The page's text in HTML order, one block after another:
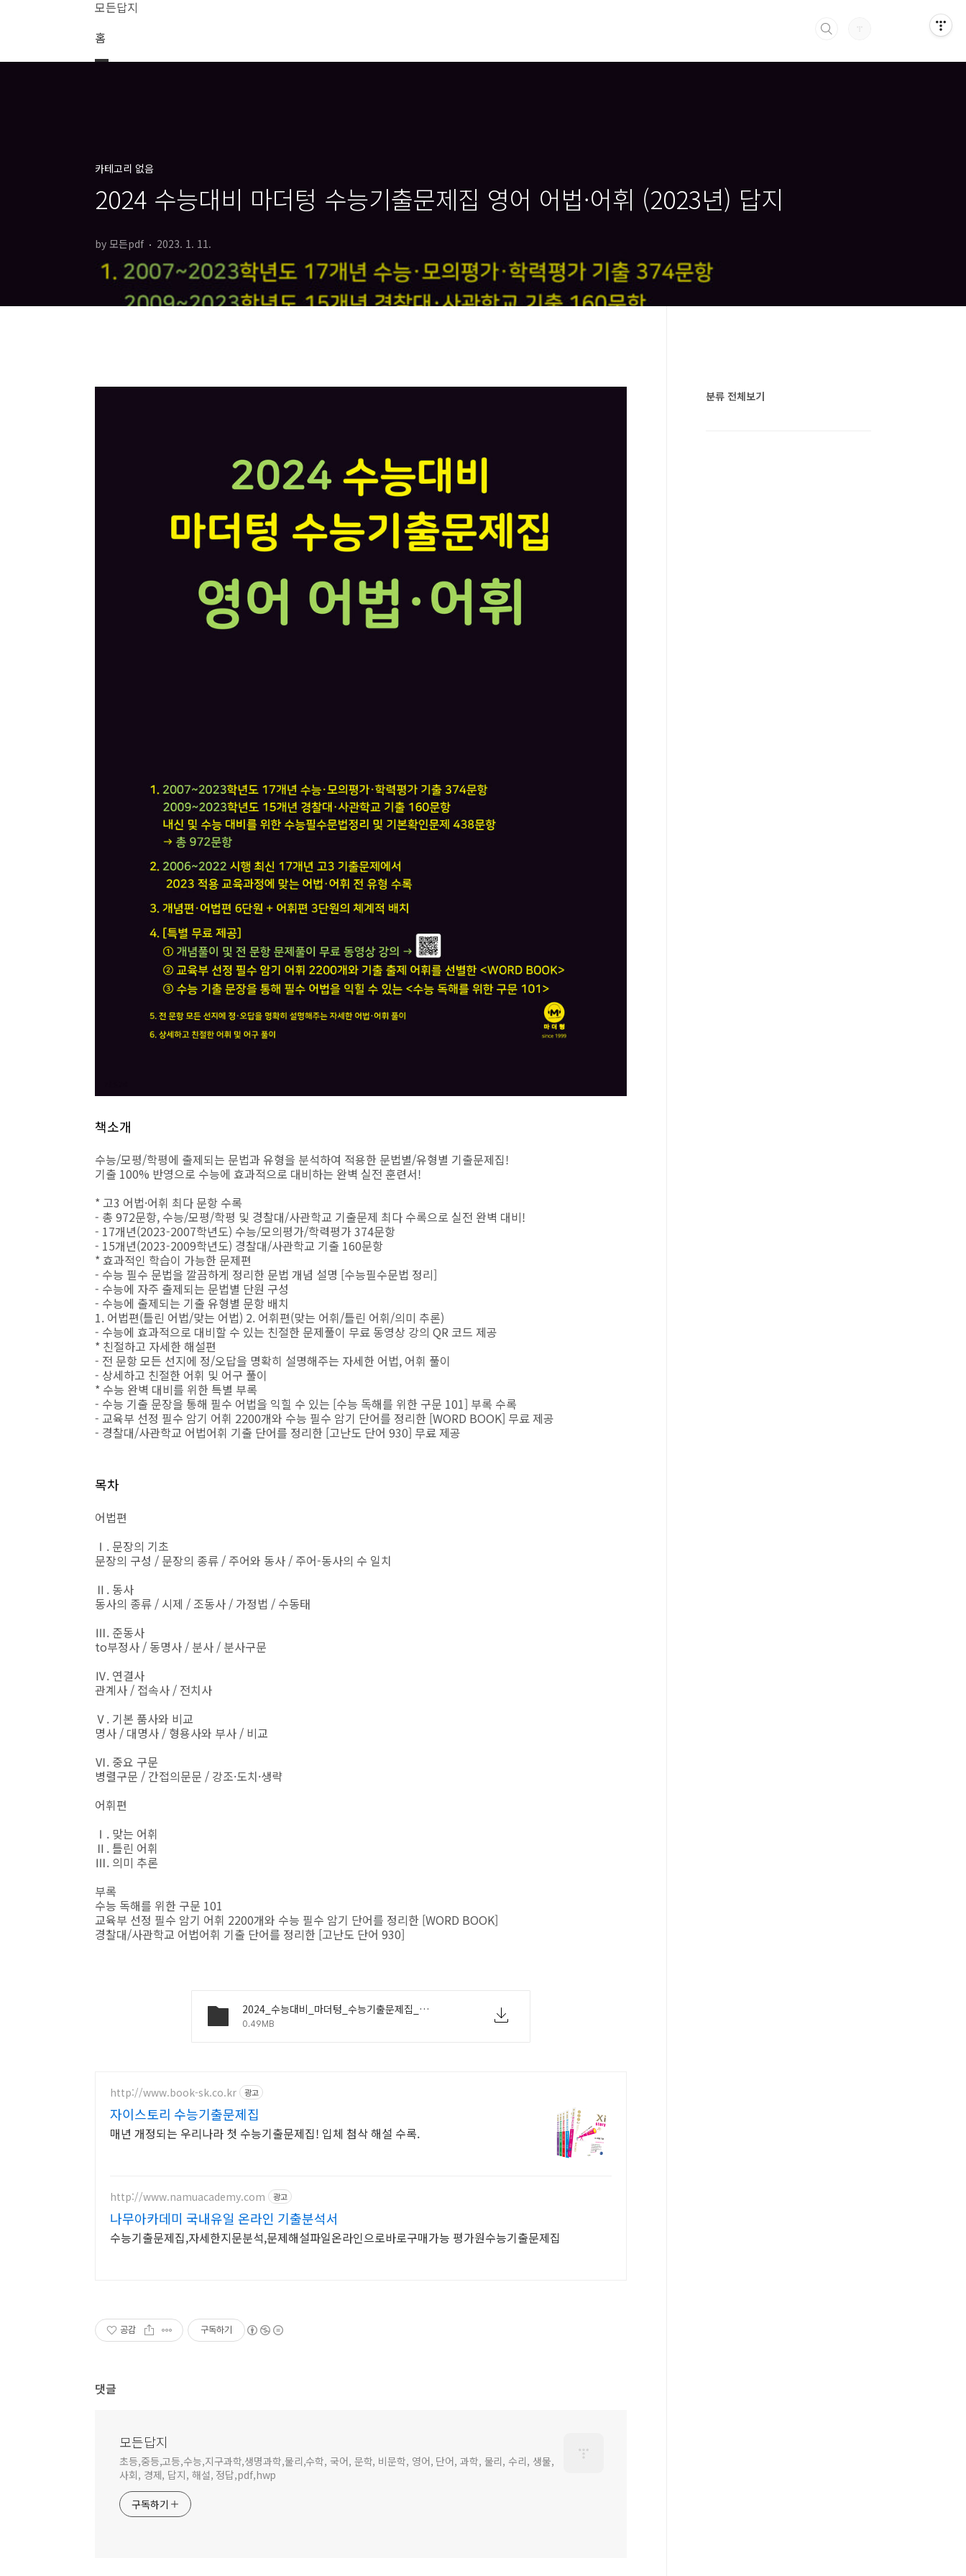
모든답지
홈
카테고리 없음
2024 수능대비 마더텅 수능기출문제집 영어 어법·어휘 (2023년) 답지
by 모든pdf 2023. 1. 11.
책소개
수능/모평/학평에 출제되는 문법과 유형을 분석하여 적용한 문법별/유형별 기출문제집!
기출 100% 반영으로 수능에 효과적으로 대비하는 완벽 실전 훈련서!
* 고3 어법·어휘 최다 문항 수록
- 총 972문항, 수능/모평/학평 및 경찰대/사관학교 기출문제 최다 수록으로 실전 완벽 대비!
- 17개년(2023-2007학년도) 수능/모의평가/학력평가 374문항
- 15개년(2023-2009학년도) 경찰대/사관학교 기출 160문항
* 효과적인 학습이 가능한 문제편
- 수능 필수 문법을 깔끔하게 정리한 문법 개념 설명 [수능필수문법 정리]
- 수능에 자주 출제되는 문법별 단원 구성
- 수능에 출제되는 기출 유형별 문항 배치
1. 어법편(틀린 어법/맞는 어법) 2. 어휘편(맞는 어휘/틀린 어휘/의미 추론)
- 수능에 효과적으로 대비할 수 있는 친절한 문제풀이 무료 동영상 강의 QR 코드 제공
* 친절하고 자세한 해설편
- 전 문항 모든 선지에 정/오답을 명확히 설명해주는 자세한 어법, 어휘 풀이
- 상세하고 친절한 어휘 및 어구 풀이
* 수능 완벽 대비를 위한 특별 부록
- 수능 기출 문장을 통해 필수 어법을 익힐 수 있는 [수능 독해를 위한 구문 101] 부록 수록
- 교육부 선정 필수 암기 어휘 2200개와 수능 필수 암기 단어를 정리한 [WORD BOOK] 무료 제공
- 경찰대/사관학교 어법어휘 기출 단어를 정리한 [고난도 단어 930] 무료 제공
목차
어법편
Ⅰ. 문장의 기초
문장의 구성 / 문장의 종류 / 주어와 동사 / 주어-동사의 수 일치
Ⅱ. 동사
동사의 종류 / 시제 / 조동사 / 가정법 / 수동태
Ⅲ. 준동사
to부정사 / 동명사 / 분사 / 분사구문
Ⅳ. 연결사
관계사 / 접속사 / 전치사
Ⅴ. 기본 품사와 비교
명사 / 대명사 / 형용사와 부사 / 비교
Ⅵ. 중요 구문
병렬구문 / 간접의문문 / 강조·도치·생략
어휘편
Ⅰ. 맞는 어휘
Ⅱ. 틀린 어휘
Ⅲ. 의미 추론
부록
수능 독해를 위한 구문 101
교육부 선정 필수 암기 어휘 2200개와 수능 필수 암기 단어를 정리한 [WORD BOOK]
경찰대/사관학교 어법어휘 기출 단어를 정리한 [고난도 단어 930]
2024_수능대비_마더텅_수능기출문제집_영어어법어휘_정답표.pdf
0.49MB
http://www.book-sk.co.kr 광고
자이스토리 수능기출문제집
매년 개정되는 우리나라 첫 수능기출문제집! 입체 첨삭 해설 수록.
http://www.namuacademy.com 광고
나무아카데미 국내유일 온라인 기출분석서
수능기출문제집,자세한지문분석,문제해설파일온라인으로바로구매가능 평가원수능기출문제집
공감 구독하기
댓글
모든답지
초등,중등,고등,수능,지구과학,생명과학,물리,수학, 국어, 문학, 비문학, 영어, 단어, 과학, 물리, 수리, 생물,
사회, 경제, 답지, 해설, 정답,pdf,hwp
구독하기
분류 전체보기